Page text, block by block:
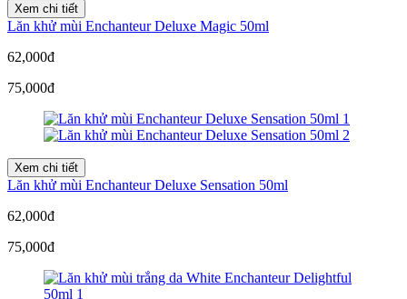
Xem chi tiết
Lăn khử mùi Enchanteur Deluxe Magic 50ml
62,000đ
75,000đ
Xem chi tiết
Lăn khử mùi Enchanteur Deluxe Sensation 50ml
62,000đ
75,000đ